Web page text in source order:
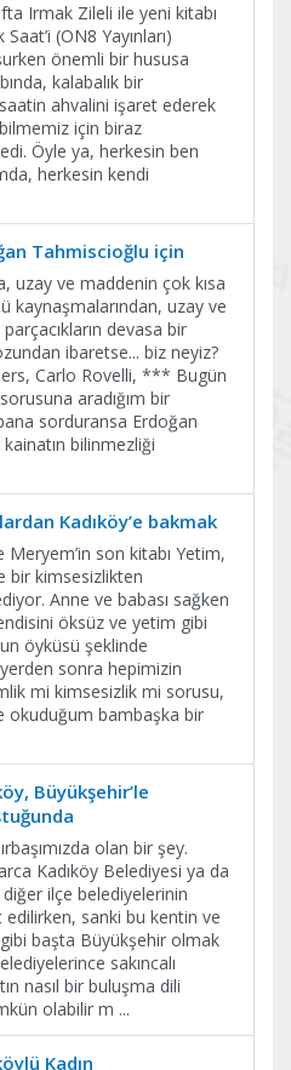
Irmak Zileli ile yeni kitabı
(ON8 Yayınları)
önemli bir hususa
kalabalık bir
ahvalini işaret ederek
için biraz
Öyle ya, herkesin ben
herkesin kendi
Tahmiscioğlu için
uzay ve maddenin çok kısa
kaynaşmalarından, uzay ve
devasa bir
ibaretse... biz neyiz?
Carlo Rovelli, *** Bugün
aradığım bir
sorduransa Erdoğan
bilinmezliği
Kadıköy’e bakmak
Meryem’in son kitabı Yetim,
bir kimsesizlikten
Anne ve babası sağken
öksüz ve yetim gibi
öyküsü şeklinde
sonra hepimizin
mi kimsesizlik mi sorusu,
okuduğum bambaşka bir
Büyükşehir’le
olan bir şey.
Kadıköy Belediyesi ya da
diğer ilçe belediyelerinin
sanki bu kentin ve
başta Büyükşehir olmak
sakıncalı
nasıl bir buluşma dili
olabilir m ...
Kadın